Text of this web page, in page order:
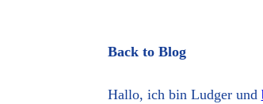
Back to Blog
Hallo, ich bin Ludger und